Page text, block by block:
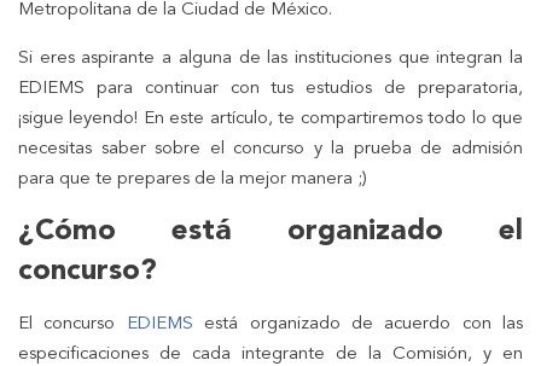
Metropolitana de la Ciudad de México.
Si eres aspirante a alguna de las instituciones que integran la
EDIEMS para continuar con tus estudios de preparatoria,
¡sigue leyendo! En este artículo, te compartiremos todo lo que
necesitas saber sobre el concurso y la prueba de admisión
para que te prepares de la mejor manera ;)
¿Cómo está organizado el
concurso?
El concurso EDIEMS está organizado de acuerdo con las
especificaciones de cada integrante de la Comisión, y en